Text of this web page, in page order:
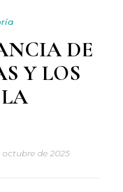
DE
Y LOS
octubre de 2025